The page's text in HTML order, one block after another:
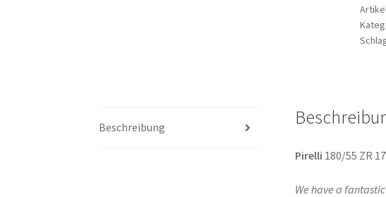
Corsa
180/
ZR
Beschreibung
Pirelli 180/55 ZR
We have a